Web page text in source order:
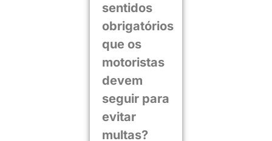
sentidos
obrigatórios
que os
motoristas
devem
seguir para
evitar
multas?